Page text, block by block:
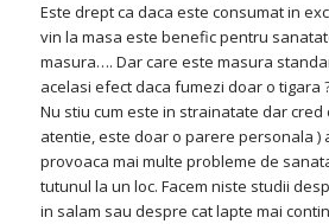
Este drept ca daca este consumat in
vin la masa este benefic pentru
masura…. Dar care este masura
acelasi efect daca fumezi doar o tigara
Nu stiu cum este in strainatate dar cred
atentie, este doar o parere personala )
provoaca mai multe probleme de
tutunul la un loc. Facem niste studii
in salam sau despre cat lapte mai